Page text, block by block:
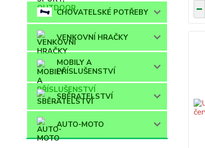
CHOVATELSKÉ POTŘEBY
VENKOVNÍ HRAČKY
MOBILY A
PŘÍSLUŠENSTVÍ
SBĚRATELSTVÍ
AUTO-MOTO